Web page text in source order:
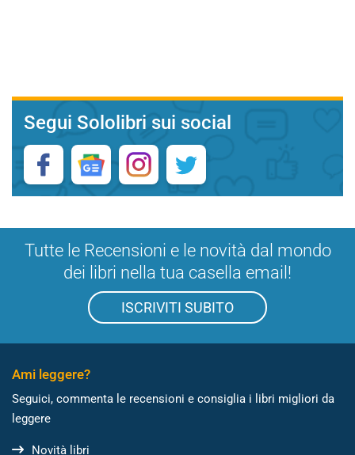
Segui Sololibri sui social
Tutte le Recensioni e le novità dal mondo
dei libri nella tua casella email!
ISCRIVITI SUBITO
Ami leggere?
Seguici, commenta le recensioni e consiglia i libri migliori da
leggere
Novità libri